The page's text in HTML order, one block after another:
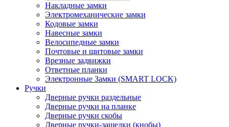
Накладные замки
Электромеханические замки
Кодовые замки
Навесные замки
Велосипедные замки
Почтовые и щитовые замки
Врезные задвижки
Ответные планки
Электронные Замки (SMART LOCK)
Ручки
Дверные ручки раздельные
Дверные ручки на планке
Дверные ручки скобы
Дверные ручки-защелки (кнобы)